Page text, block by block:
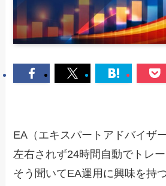
EA（エキスパートアドバイザ
左右されず24時間自動でトレー
そう聞いてEA運用に興味を持